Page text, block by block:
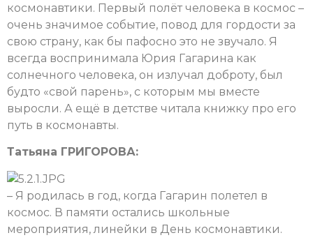
космонавтики. Первый полёт человека в космос –
очень значимое событие, повод для гордости за
свою страну, как бы пафосно это не звучало. Я
всегда воспринимала Юрия Гагарина как
солнечного человека, он излучал доброту, был
будто «свой парень», с которым мы вместе
выросли. А ещё в детстве читала книжку про его
путь в космонавты.
Татьяна ГРИГОРОВА:
– Я родилась в год, когда Гагарин полетел в
космос. В памяти остались школьные
мероприятия, линейки в День космонавтики.